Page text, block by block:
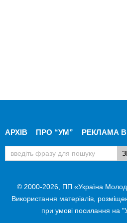
АРХІВ ПРО “УМ” РЕКЛАМА
© 2000-2026, ПП «Україна
Використання матеріалів,
при умові посилання на